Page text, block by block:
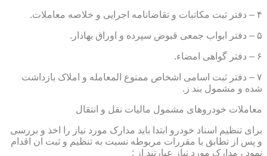
۴ – دفتر ثبت مکاتبات و تقاضانامه اجرایی و خلاصه معاملات.
۵ – دفتر ابواب جمعی قبوض سپرده و اوراق بهادار.
۶ – دفتر گواهی امضاء.
۷ – دفتر ثبت اسامی اشخاص ممنوع المعامله و املاک بازداشت
شده و مشمول بند ز.
معاملات خودروهای مشمول مالیات نقل و انتقال
برای تنظیم اسناد خودرو ابتدا باید مدارک مورد نیاز را اخذ و بررسی
و پس از تطابق با مقررات مربوطه نسبت به تنظیم و ثبت ان اقدام
نمود ، مدارک مورد نیاز عبارتند از :